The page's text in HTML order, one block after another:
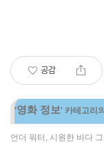
공감
'영화 정보' 카테고리
언더 워터, 시원한 바다